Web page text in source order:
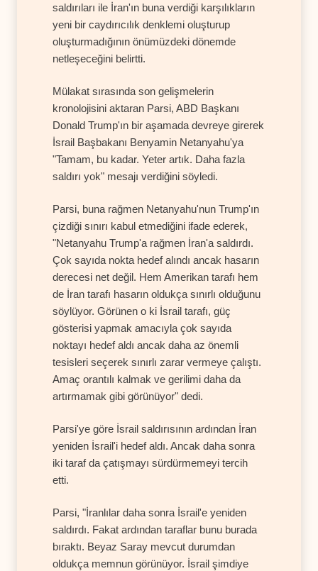
saldırıları ile İran'ın buna verdiği karşılıkların
yeni bir caydırıcılık denklemi oluşturup
oluşturmadığının önümüzdeki dönemde
netleşeceğini belirtti.
Mülakat sırasında son gelişmelerin
kronolojisini aktaran Parsi, ABD Başkanı
Donald Trump'ın bir aşamada devreye girerek
İsrail Başbakanı Benyamin Netanyahu'ya
"Tamam, bu kadar. Yeter artık. Daha fazla
saldırı yok" mesajı verdiğini söyledi.
Parsi, buna rağmen Netanyahu'nun Trump'ın
çizdiği sınırı kabul etmediğini ifade ederek,
"Netanyahu Trump'a rağmen İran'a saldırdı.
Çok sayıda nokta hedef alındı ancak hasarın
derecesi net değil. Hem Amerikan tarafı hem
de İran tarafı hasarın oldukça sınırlı olduğunu
söylüyor. Görünen o ki İsrail tarafı, güç
gösterisi yapmak amacıyla çok sayıda
noktayı hedef aldı ancak daha az önemli
tesisleri seçerek sınırlı zarar vermeye çalıştı.
Amaç orantılı kalmak ve gerilimi daha da
artırmamak gibi görünüyor" dedi.
Parsi'ye göre İsrail saldırısının ardından İran
yeniden İsrail'i hedef aldı. Ancak daha sonra
iki taraf da çatışmayı sürdürmemeyi tercih
etti.
Parsi, "İranlılar daha sonra İsrail'e yeniden
saldırdı. Fakat ardından taraflar bunu burada
bıraktı. Beyaz Saray mevcut durumdan
oldukça memnun görünüyor. İsrail şimdiye